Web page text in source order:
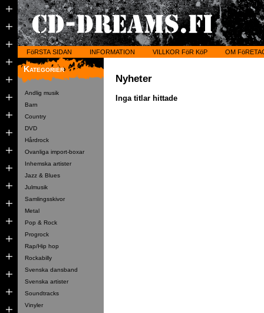
FöRSTA SIDAN INFORMATION VILLKOR FöR KöP OM
Kategorier
Andlig musik
Barn
Country
DVD
Hårdrock
Ovanliga import-boxar
Inhemska artister
Jazz & Blues
Julmusik
Samlingsskivor
Metal
Pop & Rock
Progrock
Rap/Hip hop
Rockabilly
Svenska dansband
Svenska artister
Soundtracks
Vinyler
Nyheter
Inga titlar hittade